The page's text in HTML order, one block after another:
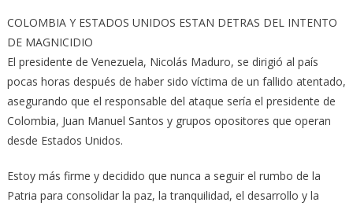
COLOMBIA Y ESTADOS UNIDOS ESTAN DETRAS DEL INTENTO
DE MAGNICIDIO
El presidente de Venezuela, Nicolás Maduro, se dirigió al país
pocas horas después de haber sido víctima de un fallido atentado,
asegurando que el responsable del ataque sería el presidente de
Colombia, Juan Manuel Santos y grupos opositores que operan
desde Estados Unidos.
Estoy más firme y decidido que nunca a seguir el rumbo de la
Patria para consolidar la paz, la tranquilidad, el desarrollo y la